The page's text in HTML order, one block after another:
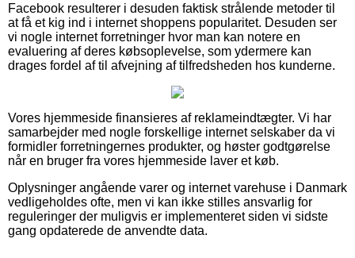
Facebook resulterer i desuden faktisk strålende metoder til
at få et kig ind i internet shoppens popularitet. Desuden ser
vi nogle internet forretninger hvor man kan notere en
evaluering af deres købsoplevelse, som ydermere kan
drages fordel af til afvejning af tilfredsheden hos kunderne.
Vores hjemmeside finansieres af reklameindtægter. Vi har
samarbejder med nogle forskellige internet selskaber da vi
formidler forretningernes produkter, og høster godtgørelse
når en bruger fra vores hjemmeside laver et køb.
Oplysninger angående varer og internet varehuse i Danmark
vedligeholdes ofte, men vi kan ikke stilles ansvarlig for
reguleringer der muligvis er implementeret siden vi sidste
gang opdaterede de anvendte data.